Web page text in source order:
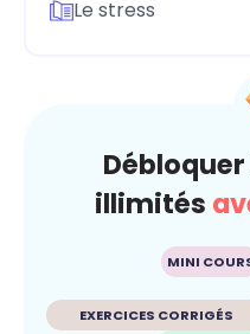
Le stress
illimités
MINI
EXERCICES CORRIGÉS